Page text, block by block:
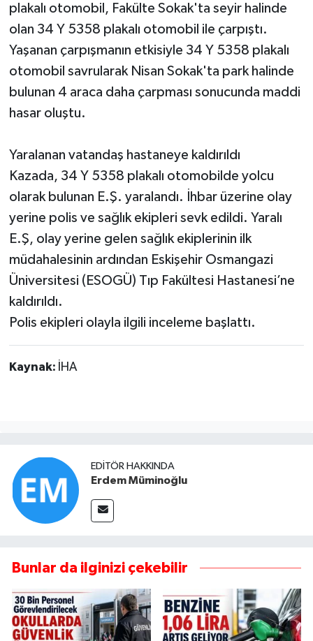
plakalı otomobil, Fakülte Sokak'ta seyir halinde
olan 34 Y 5358 plakalı otomobil ile çarpıştı.
Yaşanan çarpışmanın etkisiyle 34 Y 5358 plakalı
otomobil savrularak Nisan Sokak'ta park halinde
bulunan 4 araca daha çarpması sonucunda maddi
hasar oluştu.
Yaralanan vatandaş hastaneye kaldırıldı
Kazada, 34 Y 5358 plakalı otomobilde yolcu
olarak bulunan E.Ş. yaralandı. İhbar üzerine olay
yerine polis ve sağlık ekipleri sevk edildi. Yaralı
E.Ş, olay yerine gelen sağlık ekiplerinin ilk
müdahalesinin ardından Eskişehir Osmangazi
Üniversitesi (ESOGÜ) Tıp Fakültesi Hastanesi’ne
kaldırıldı.
Polis ekipleri olayla ilgili inceleme başlattı.
Kaynak: İHA
EDITÖR HAKKINDA
Erdem Müminoğlu
Bunlar da ilginizi çekebilir